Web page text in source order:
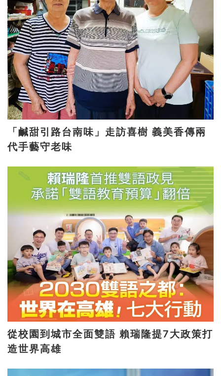
「鹹甜引路台南味」走訪喜樹 義美香傳兩
代手藝守老味
從校園到城市全面雙語 賴瑞隆提7大政策打
造世界高雄